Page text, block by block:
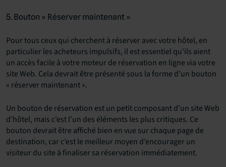
5. Bouton « Réserver maintenant »
Pour tous ceux qui cherchent à réserver avec votre hôtel, en
particulier les acheteurs impulsifs, il est essentiel qu’ils aient
un accès facile à votre moteur de réservation en ligne via votre
site Web. Cela devrait être présenté sous la forme d’un bouton
« réserver maintenant ».
Un bouton de réservation est un petit composant d’un site Web
d’hôtel, mais c’est l’un des éléments les plus critiques. Ce
bouton devrait être affiché bien en vue sur chaque page de
destination, car c’est le meilleur moyen d’encourager un
visiteur du site à finaliser sa réservation immédiatement.